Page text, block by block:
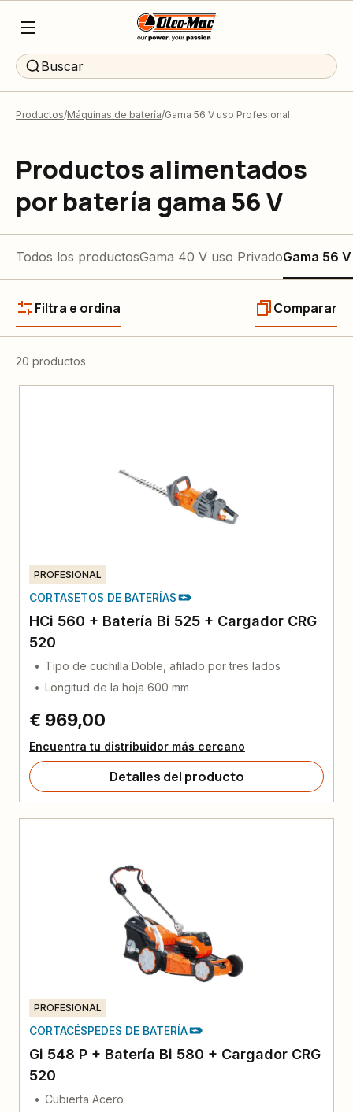
Buscar
Productos Máquinas de batería Gama 56 V uso Profesional
Productos alimentados
por batería gama 56 V
Todos los productosGama 40 V uso PrivadoGama 56
Filtra e ordina Comparar
20 productos
PROFESIONAL
CORTASETOS DE BATERÍAS
HCi 560 + Batería Bi 525 + Cargador CRG
520
Tipo de cuchilla Doble, afilado por tres lados
Longitud de la hoja 600 mm
€ 969,00
Encuentra tu distribuidor más cercano
Detalles del producto
PROFESIONAL
CORTACÉSPEDES DE BATERÍA
Gi 548 P + Batería Bi 580 + Cargador CRG
520
Cubierta Acero